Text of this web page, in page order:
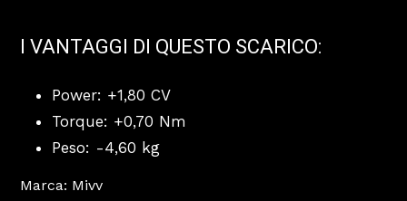
I VANTAGGI DI QUESTO SCARICO:
Power: +1,80 CV
Torque: +0,70 Nm
Peso: -4,60 kg
Marca: Mivv